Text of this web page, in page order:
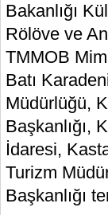
Bakanlığı
Rölöve ve
TMMOB
Batı
Müdürlüğü,
Başkanlığı,
İdaresi,
Turizm
Başkanlığı